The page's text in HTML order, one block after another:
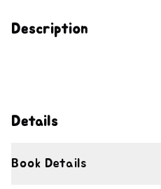
Description
Details
Book Details